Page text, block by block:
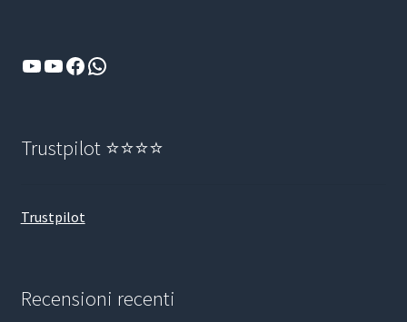
YouTube
YouTube
Facebook
WhatsApp
Trustpilot ⭐⭐⭐⭐
Trustpilot
Recensioni recenti